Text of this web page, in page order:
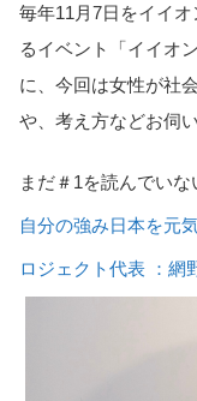
毎年11月7日をイイ
るイベント「イイオ
に、今回は女性が社
や、考え方などお伺
まだ＃1を読んでいな
自分の強み日本を元
ロジェクト代表 ：網